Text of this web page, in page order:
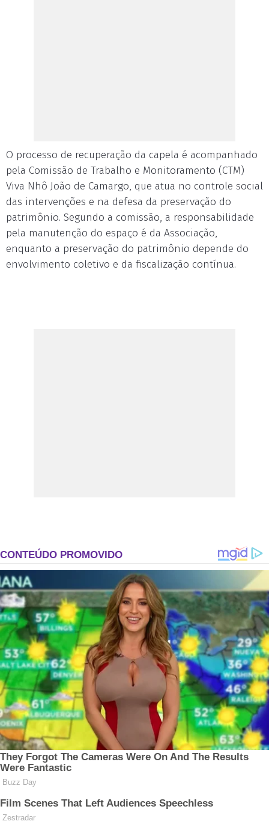
O processo de recuperação da capela é acompanhado
pela Comissão de Trabalho e Monitoramento (CTM)
Viva Nhô João de Camargo, que atua no controle social
das intervenções e na defesa da preservação do
patrimônio. Segundo a comissão, a responsabilidade
pela manutenção do espaço é da Associação,
enquanto a preservação do patrimônio depende do
envolvimento coletivo e da fiscalização contínua.